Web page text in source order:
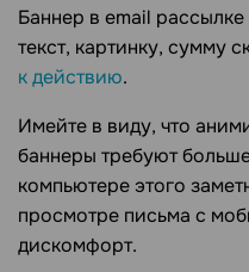
Баннер в email
текст, картинку, сумму
к действию.
Имейте в виду, что
баннеры требуют
компьютере этого
просмотре письма с
дискомфорт.